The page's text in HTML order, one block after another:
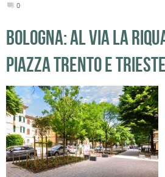
0
BOLOGNA: AL VIA LA
PIAZZA TRENTO E TRIESTE